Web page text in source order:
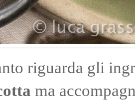
riguarda gli
ma